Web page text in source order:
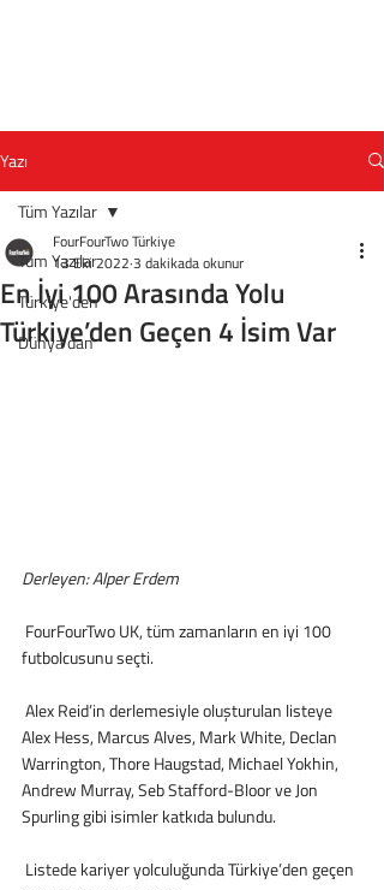
Yazı
Tüm Yazılar
Türkiye'den
Dünya'dan
Tüm Yazılar
En İyi 100 Arasında Yolu
Türkiye’den Geçen 4 İsim Var
FourFourTwo Türkiye
13 Eki 2022 3 dakikada okunur
Derleyen: Alper Erdem
futbolcusunu seçti.
Alex Hess, Marcus Alves, Mark White, Declan
Warrington, Thore Haugstad, Michael Yokhin,
Andrew Murray, Seb Stafford-Bloor ve Jon
Spurling gibi isimler katkıda bulundu.